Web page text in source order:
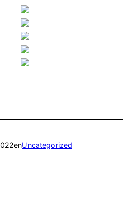
enUncategorized